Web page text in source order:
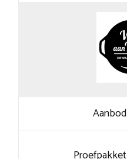
Aanbod
Proefpakket